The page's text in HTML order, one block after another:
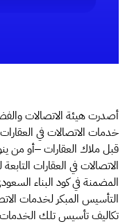
أصدرت هيئة الاتصالات
خدمات الاتصالات في
قبل ملاك العقارات –أو
الاتصالات في العقارات
المضمنة في كود البناء
التأسيس المبكر لخدمات
تكاليف تأسيس تلك